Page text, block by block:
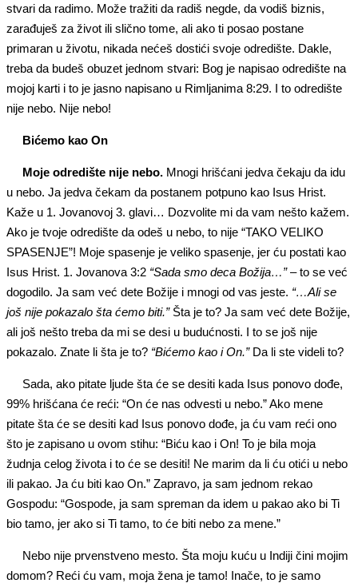
stvari da radimo. Može tražiti da radiš negde, da vodiš biznis,
zarađuješ za život ili slično tome, ali ako ti posao postane
primaran u životu, nikada nećeš dostići svoje odredište. Dakle,
treba da budeš obuzet jednom stvari: Bog je napisao odredište na
mojoj karti i to je jasno napisano u Rimljanima 8:29. I to odredište
nije nebo. Nije nebo!
Bićemo kao On
Moje odredište nije nebo. Mnogi hrišćani jedva čekaju da idu
u nebo. Ja jedva čekam da postanem potpuno kao Isus Hrist.
Kaže u 1. Jovanovoj 3. glavi… Dozvolite mi da vam nešto kažem.
Ako je tvoje odredište da odeš u nebo, to nije “TAKO VELIKO
SPASENJE”! Moje spasenje je veliko spasenje, jer ću postati kao
Isus Hrist. 1. Jovanova 3:2 “Sada smo deca Božija…”– to se već
dogodilo. Ja sam već dete Božije i mnogi od vas jeste. “…Ali se
još nije pokazalo šta ćemo biti.”Šta je to? Ja sam već dete Božije,
ali još nešto treba da mi se desi u budućnosti. I to se još nije
pokazalo. Znate li šta je to? “Bićemo kao i On.” Da li ste videli to?
Sada, ako pitate ljude šta će se desiti kada Isus ponovo dođe,
99% hrišćana će reći: “On će nas odvesti u nebo.” Ako mene
pitate šta će se desiti kad Isus ponovo dođe, ja ću vam reći ono
što je zapisano u ovom stihu: “Biću kao i On! To je bila moja
žudnja celog života i to će se desiti! Ne marim da li ću otići u nebo
ili pakao. Ja ću biti kao On.” Zapravo, ja sam jednom rekao
Gospodu: “Gospode, ja sam spreman da idem u pakao ako bi Ti
bio tamo, jer ako si Ti tamo, to će biti nebo za mene.”
Nebo nije prvenstveno mesto. Šta moju kuću u Indiji čini mojim
domom? Reći ću vam, moja žena je tamo! Inače, to je samo